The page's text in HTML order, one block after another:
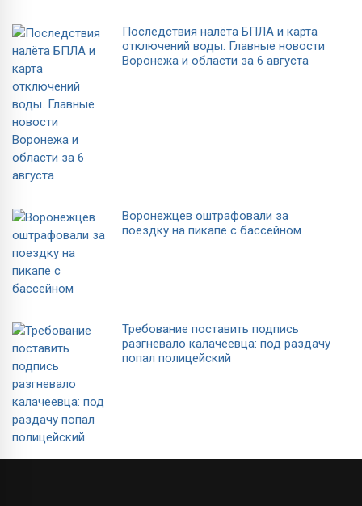
Последствия налёта БПЛА и карта
отключений воды. Главные новости
Воронежа и области за 6 августа
Воронежцев оштрафовали за
поездку на пикапе с бассейном
Требование поставить подпись
разгневало калачеевца: под раздачу
попал полицейский